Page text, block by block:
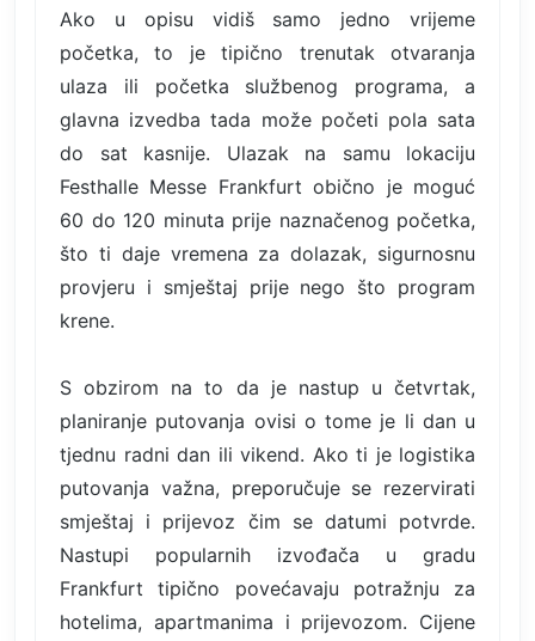
Ako u opisu vidiš samo jedno vrijeme
početka, to je tipično trenutak otvaranja
ulaza ili početka službenog programa, a
glavna izvedba tada može početi pola sata
do sat kasnije. Ulazak na samu lokaciju
Festhalle Messe Frankfurt obično je moguć
60 do 120 minuta prije naznačenog početka,
što ti daje vremena za dolazak, sigurnosnu
provjeru i smještaj prije nego što program
krene.
S obzirom na to da je nastup u četvrtak,
planiranje putovanja ovisi o tome je li dan u
tjednu radni dan ili vikend. Ako ti je logistika
putovanja važna, preporučuje se rezervirati
smještaj i prijevoz čim se datumi potvrde.
Nastupi popularnih izvođača u gradu
Frankfurt tipično povećavaju potražnju za
hotelima, apartmanima i prijevozom. Cijene